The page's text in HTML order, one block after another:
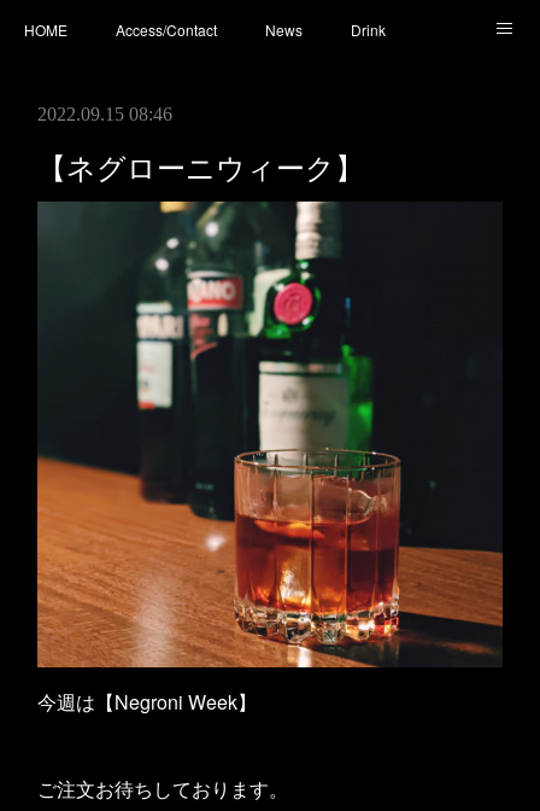
HOME Access/Contact News Drink
2022.09.15 08:46
【ネグローニウィーク】
今週は【Negroni Week】
ご注文お待ちしております。